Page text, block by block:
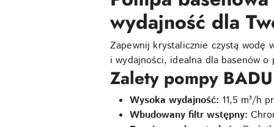
wydajność dla
Zapewnij krystalicznie czystą wodę
i wydajności, idealna dla basenów
Zalety pompy
Wysoka wydajność: 11,5 m³/h
Wbudowany filtr wstępny: